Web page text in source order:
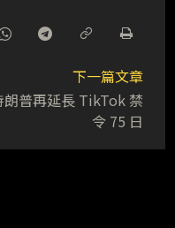
下一篇文章
普再延長 TikTok 禁
令 75 日